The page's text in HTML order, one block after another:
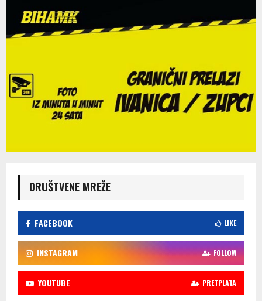
DRUŠTVENE MREŽE
FACEBOOK LIKE
INSTAGRAM FOLLOW
YOUTUBE PRETPLATA